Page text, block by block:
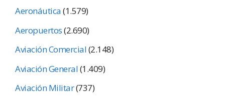
Aeronáutica(1.579)
Aeropuertos(2.690)
Aviación Comercial(2.148)
Aviación General(1.409)
Aviación Militar(737)